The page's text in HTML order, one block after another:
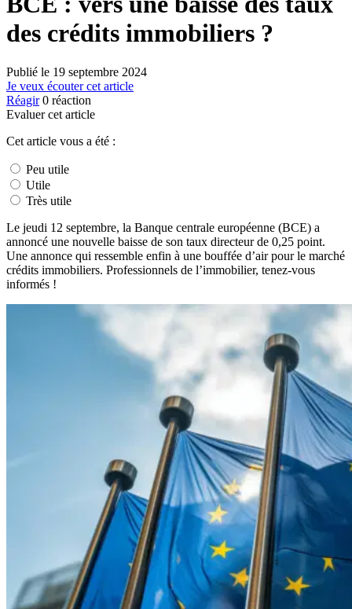
des crédits immobiliers ?
Publié le 19 septembre 2024
Je veux écouter cet article
Réagir 0 réaction
Evaluer cet article
Cet article vous a été :
Peu utile
Utile
Très utile
Le jeudi 12 septembre, la Banque centrale européenne (BCE) a
annoncé une nouvelle baisse de son taux directeur de 0,25 point.
Une annonce qui ressemble enfin à une bouffée d’air pour le marché
crédits immobiliers. Professionnels de l’immobilier, tenez-vous
informés !